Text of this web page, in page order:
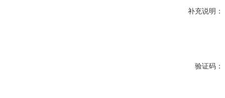
补充说明：
验证码：